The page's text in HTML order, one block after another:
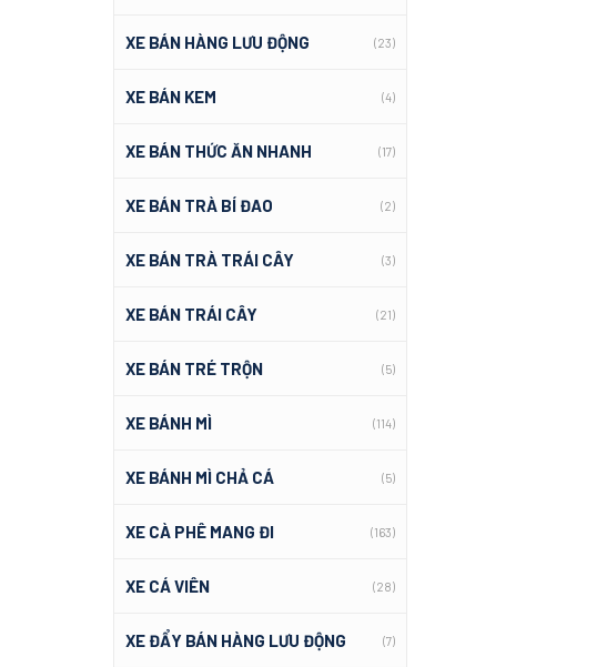
XE BÁN HÀNG LƯU ĐỘNG (23)
XE BÁN KEM (4)
XE BÁN THỨC ĂN NHANH (17)
XE BÁN TRÀ BÍ ĐAO (2)
XE BÁN TRÀ TRÁI CÂY (3)
XE BÁN TRÁI CÂY (21)
XE BÁN TRÉ TRỘN (5)
XE BÁNH MÌ (114)
XE BÁNH MÌ CHẢ CÁ (5)
XE CÀ PHÊ MANG ĐI (163)
XE CÁ VIÊN (28)
XE ĐẨY BÁN HÀNG LƯU ĐỘNG (7)